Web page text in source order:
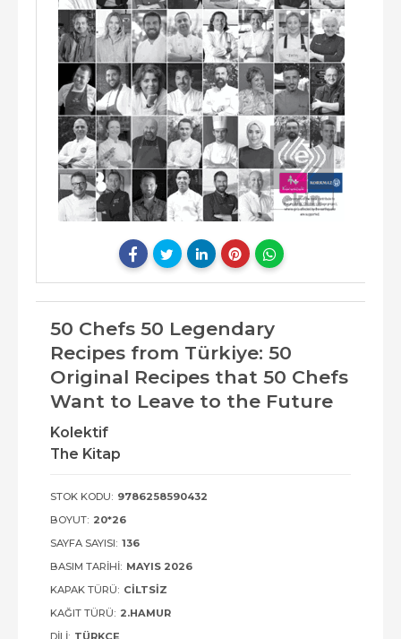
50 Chefs 50 Legendary
Recipes from Türkiye: 50
Original Recipes that 50 Chefs
Want to Leave to the Future
Kolektif
The Kitap
STOK KODU: 9786258590432
BOYUT: 20*26
SAYFA SAYISI: 136
BASIM TARIHI: MAYIS 2026
KAPAK TÜRÜ: CILTSIZ
KAĞIT TÜRÜ: 2.HAMUR
DILI: TÜRKÇE